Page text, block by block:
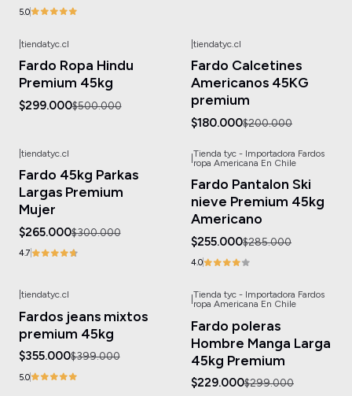
5.0
No disponible
tiendatyc.cl
Fardo Ropa Hindu
Premium 45kg
$299.000$500.000
No disponible
tiendatyc.cl
Fardo Calcetines
Americanos 45KG
premium
$180.000$200.000
tiendatyc.cl
Fardo 45kg Parkas
Largas Premium
Mujer
$265.000$300.000
4.7
-11%OFF
Tienda tyc - Importadora Fardos
ropa Americana En Chile
Fardo Pantalon Ski
nieve Premium 45kg
Americano
$255.000$285.000
4.0
tiendatyc.cl
Fardos jeans mixtos
premium 45kg
$355.000$399.000
5.0
-23%OFF
Tienda tyc - Importadora Fardos
ropa Americana En Chile
Fardo poleras
Hombre Manga Larga
45kg Premium
$229.000$299.000